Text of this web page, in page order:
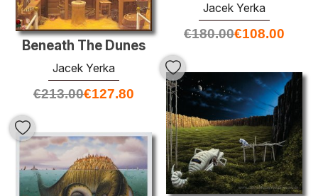
Jacek Yerka
€180.00€108.00
Beneath The Dunes
Jacek Yerka
€213.00€127.80